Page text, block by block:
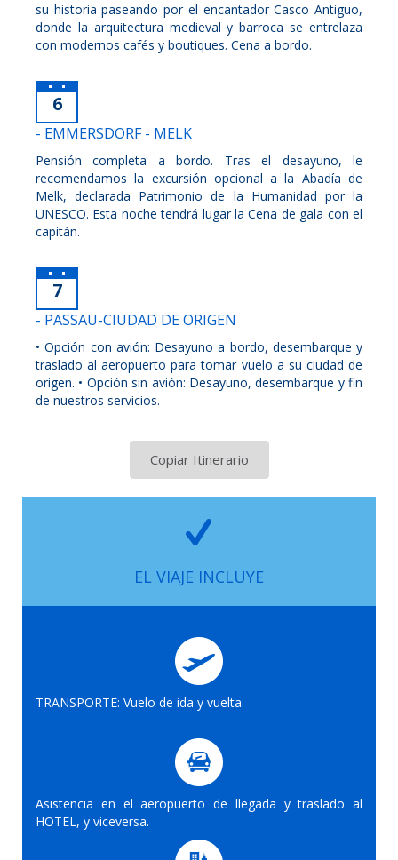
su historia paseando por el encantador Casco Antiguo,
donde la arquitectura medieval y barroca se entrelaza
con modernos cafés y boutiques. Cena a bordo.
6
- EMMERSDORF - MELK
Pensión completa a bordo. Tras el desayuno, le
recomendamos la excursión opcional a la Abadía de
Melk, declarada Patrimonio de la Humanidad por la
UNESCO. Esta noche tendrá lugar la Cena de gala con el
capitán.
7
- PASSAU-CIUDAD DE ORIGEN
• Opción con avión: Desayuno a bordo, desembarque y
traslado al aeropuerto para tomar vuelo a su ciudad de
origen. • Opción sin avión: Desayuno, desembarque y fin
de nuestros servicios.
Copiar Itinerario
EL VIAJE INCLUYE
TRANSPORTE: Vuelo de ida y vuelta.
Asistencia en el aeropuerto de llegada y traslado al
HOTEL, y viceversa.